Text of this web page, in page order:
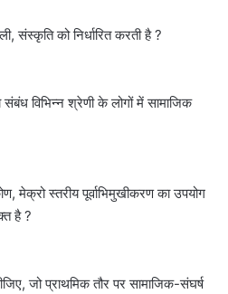
संस्कृति को निर्धारित करती है ?
विभिन्न श्रेणी के लोगों में सामाजिक
मेक्रो स्तरीय पूर्वाभिमुखीकरण का उपयोग
है ?
जो प्राथमिक तौर पर सामाजिक-संघर्ष